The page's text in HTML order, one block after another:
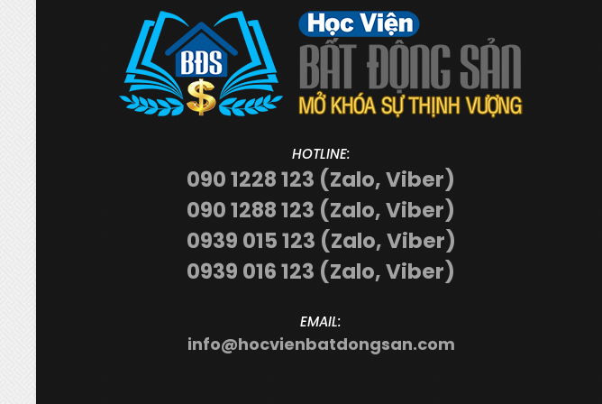
HOTLINE:
090 1228 123 (Zalo, Viber)
090 1288 123 (Zalo, Viber)
0939 015 123 (Zalo, Viber)
0939 016 123 (Zalo, Viber)
EMAIL:
info@hocvienbatdongsan.com